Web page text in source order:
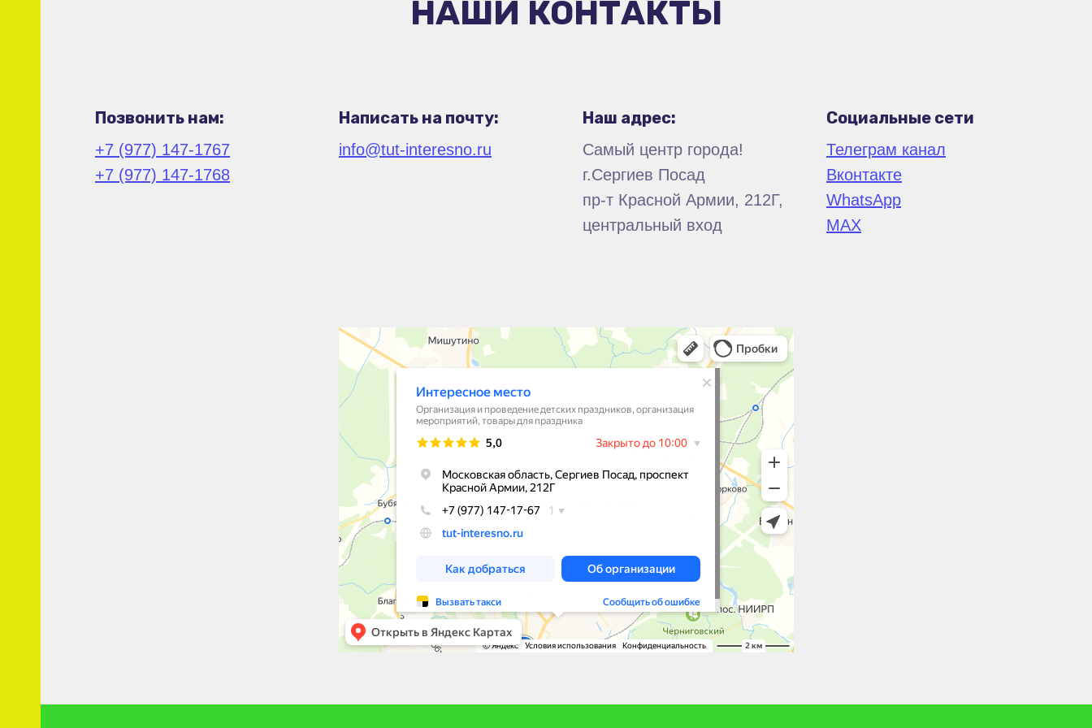
НАШИ КОНТАКТЫ
Позвонить нам:
+7 (977) 147-1767
+7 (977) 147-1768
Написать на почту:
info@tut-interesno.ru
Наш адрес:
Самый центр города!
г.Сергиев Посад
пр-т Красной Армии, 212Г,
центральный вход
Социальные сети
Телеграм канал
Вконтакте
WhatsApp
MAX